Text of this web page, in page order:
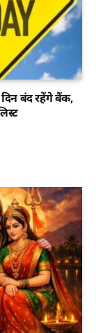
बंद रहेंगे बैंक,